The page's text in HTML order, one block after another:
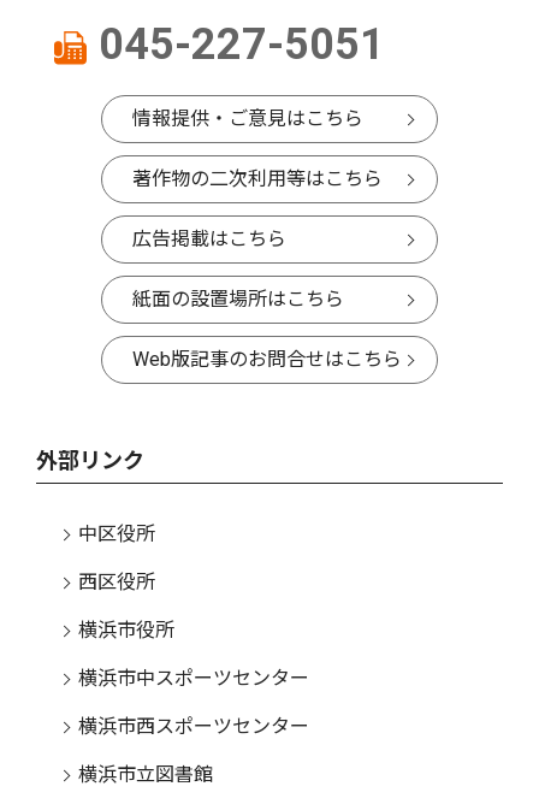
045-227-5051
情報提供・ご意見はこちら
著作物の二次利用等はこちら
広告掲載はこちら
紙面の設置場所はこちら
Web版記事のお問合せはこちら
外部リンク
中区役所
西区役所
横浜市役所
横浜市中スポーツセンター
横浜市西スポーツセンター
横浜市立図書館